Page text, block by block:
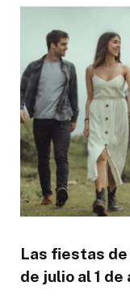
Las fiestas
de julio al 1